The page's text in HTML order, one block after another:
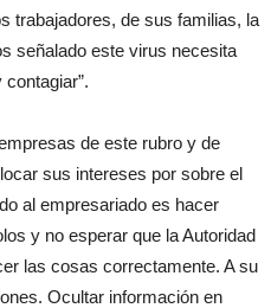
trabajadores, de sus familias, la
señalado este virus necesita
de este rubro y de
sus intereses por sobre el
al empresariado es hacer
y no esperar que la Autoridad
las cosas correctamente. A su
Ocultar información en